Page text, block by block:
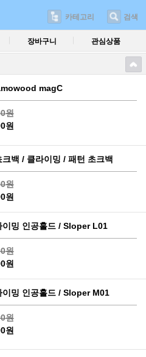
카테고리 검색
장바구니 관심상품
magC
원
원
백 / 클라이밍 / 패턴 초크백
원
원
이밍 인공홀드 / Sloper L01
원
원
이밍 인공홀드 / Sloper M01
원
원